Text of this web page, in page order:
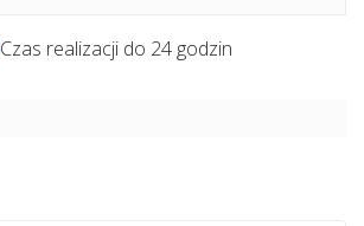
Czas realizacji do 24 godzin